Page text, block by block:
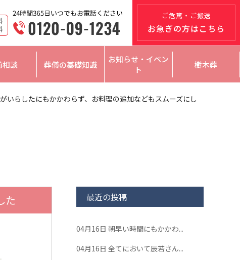
ご危篤・ご搬送
お急ぎの方はこちら
相談 葬儀の基礎知識
お知らせ・イベン
ト
樹木葬
いらしたにもかかわらず、お料理の追加などもスムーズにし
た 最近の投稿
04月16日 朝早い時間にもかかわ...
04月16日 全てにおいて辰若さん...